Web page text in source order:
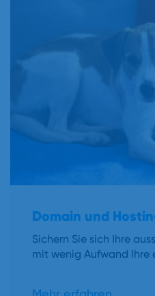
Domain und
Sichern Sie sich Ihre
mit wenig Aufwand Ihre